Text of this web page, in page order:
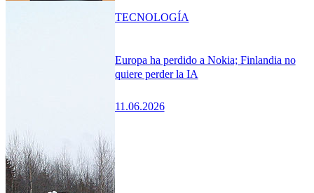
Europa ha perdido a Nokia; Finlandia no
quiere perder la IA
11.06.2026
TECNOLOGÍA